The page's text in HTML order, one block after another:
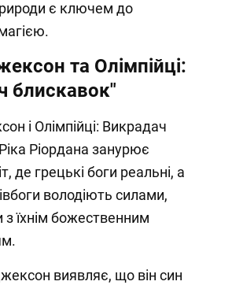
є ключем до
та Олімпійці:
блискавок"
і Олімпійці: Викрадач
Ріордана занурює
де грецькі боги реальні, а
володіють силами,
їхнім божественним
виявляє, що він син